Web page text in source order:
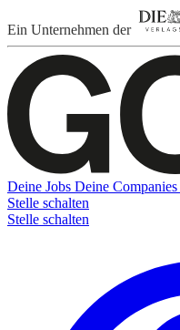
Ein Unternehmen der
Deine Jobs Deine Companies
Stelle schalten
Stelle schalten